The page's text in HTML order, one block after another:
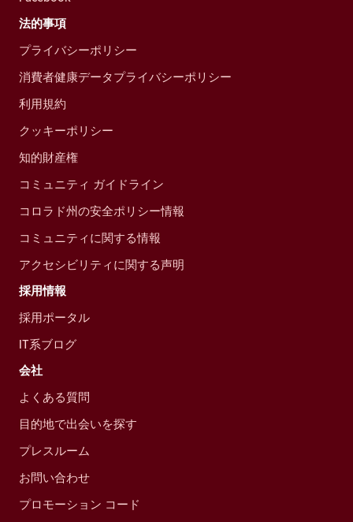
法的事項
プライバシーポリシー
消費者健康データプライバシーポリシー
利用規約
クッキーポリシー
知的財産権
コミュニティ ガイドライン
コロラド州の安全ポリシー情報
コミュニティに関する情報
アクセシビリティに関する声明
採用情報
採用ポータル
IT系ブログ
会社
よくある質問
目的地で出会いを探す
プレスルーム
お問い合わせ
プロモーション コード